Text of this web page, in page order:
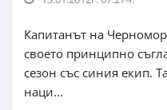
Капитанът на
своето принципно
сезон със синия екип.
наци...